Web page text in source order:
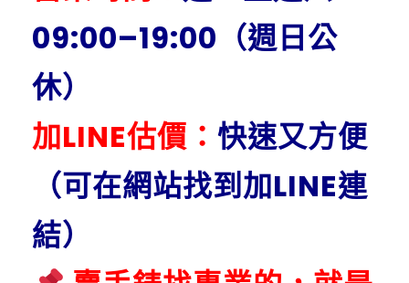
09:00–19:00（週日公
休）
加LINE估價： 快速又方便
（可在網站找到加LINE連
結）